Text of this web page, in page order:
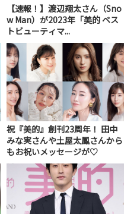
【速報！】渡辺翔太さん（Sno
w Man）が2023年「美的 ベス
トビューティマ...
祝『美的』創刊23周年！ 田中
みな実さんや土屋太鳳さんから
もお祝いメッセージが♡